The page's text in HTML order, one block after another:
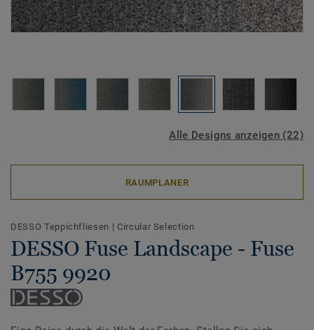
Alle Designs anzeigen (22)
RAUMPLANER
DESSO Teppichfliesen | Circular Selection
DESSO Fuse Landscape - Fuse
B755 9920